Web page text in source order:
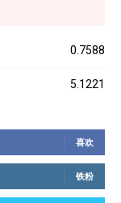
0.7588
5.1221
喜欢
铁粉